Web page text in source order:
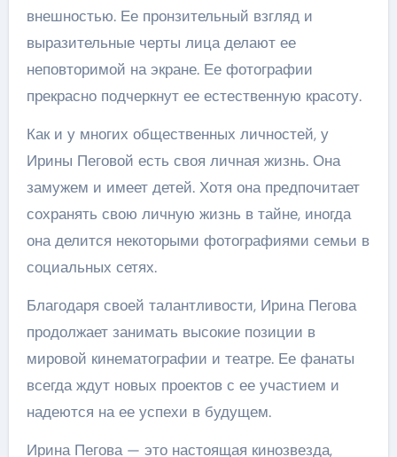
внешностью. Ее пронзительный взгляд и
выразительные черты лица делают ее
неповторимой на экране. Ее фотографии
прекрасно подчеркнут ее естественную красоту.
Как и у многих общественных личностей, у
Ирины Пеговой есть своя личная жизнь. Она
замужем и имеет детей. Хотя она предпочитает
сохранять свою личную жизнь в тайне, иногда
она делится некоторыми фотографиями семьи в
социальных сетях.
Благодаря своей талантливости, Ирина Пегова
продолжает занимать высокие позиции в
мировой кинематографии и театре. Ее фанаты
всегда ждут новых проектов с ее участием и
надеются на ее успехи в будущем.
Ирина Пегова — это настоящая кинозвезда,